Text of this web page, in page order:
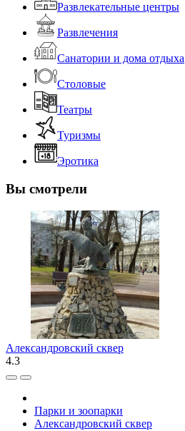
Развлекательные центры
Развлечения
Санатории и дома отдыха
Столовые
Театры
Туризмы
Эротика
Вы смотрели
Александровский сквер
4.3
Парки и зоопарки
Александровский сквер